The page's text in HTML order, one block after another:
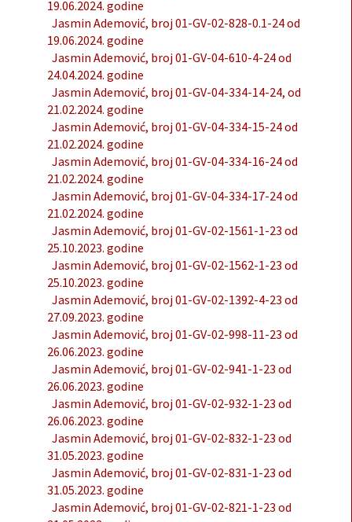
19.06.2024. godine
Jasmin Ademović, broj 01-GV-02-828-0.1-24 od
19.06.2024. godine
Jasmin Ademović, broj 01-GV-04-610-4-24 od
24.04.2024. godine
Jasmin Ademović, broj 01-GV-04-334-14-24, od
21.02.2024. godine
Jasmin Ademović, broj 01-GV-04-334-15-24 od
21.02.2024. godine
Jasmin Ademović, broj 01-GV-04-334-16-24 od
21.02.2024. godine
Jasmin Ademović, broj 01-GV-04-334-17-24 od
21.02.2024. godine
Jasmin Ademović, broj 01-GV-02-1561-1-23 od
25.10.2023. godine
Jasmin Ademović, broj 01-GV-02-1562-1-23 od
25.10.2023. godine
Jasmin Ademović, broj 01-GV-02-1392-4-23 od
27.09.2023. godine
Jasmin Ademović, broj 01-GV-02-998-11-23 od
26.06.2023. godine
Jasmin Ademović, broj 01-GV-02-941-1-23 od
26.06.2023. godine
Jasmin Ademović, broj 01-GV-02-932-1-23 od
26.06.2023. godine
Jasmin Ademović, broj 01-GV-02-832-1-23 od
31.05.2023. godine
Jasmin Ademović, broj 01-GV-02-831-1-23 od
31.05.2023. godine
Jasmin Ademović, broj 01-GV-02-821-1-23 od